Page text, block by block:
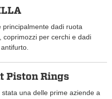
principalmente dadi ruota
coprimozzi per cerchi e dadi
Piston Rings
stata una delle prime aziende a